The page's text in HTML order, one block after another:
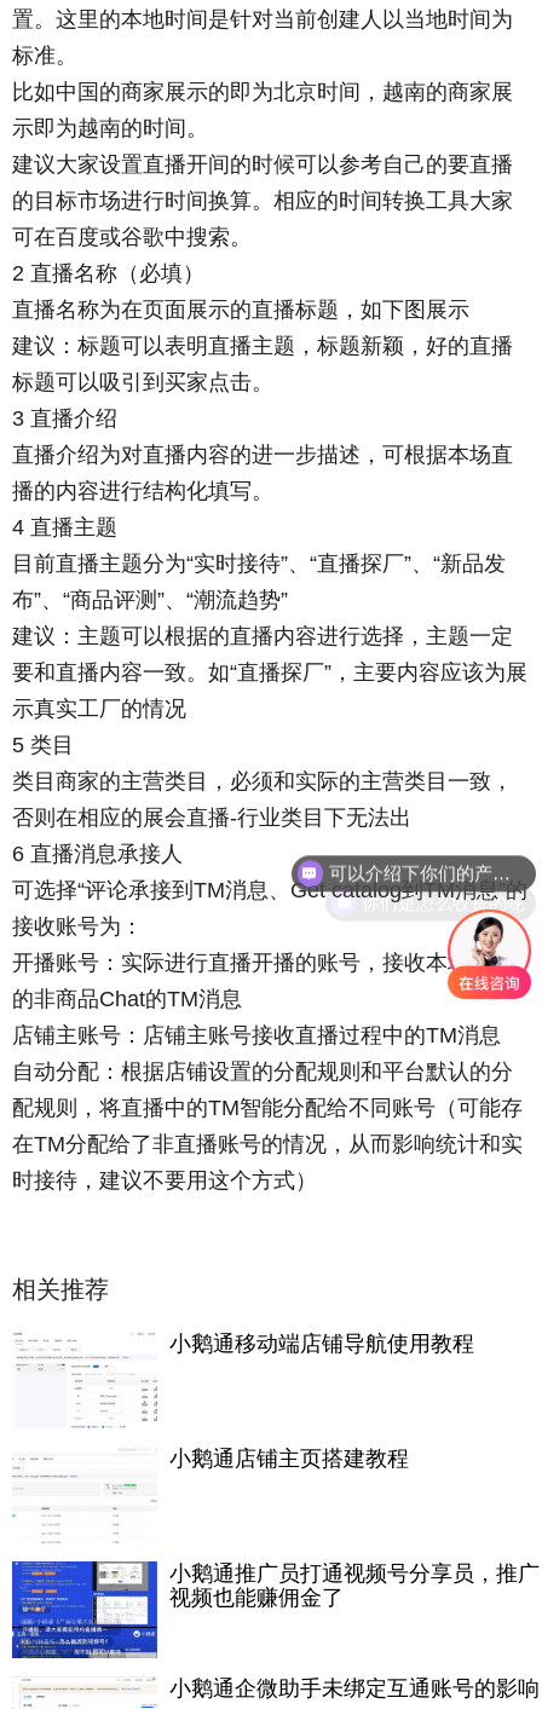
置。这里的本地时间是针对当前创建人以当地时间为
标准。
比如中国的商家展示的即为北京时间，越南的商家展
示即为越南的时间。
建议大家设置直播开间的时候可以参考自己的要直播
的目标市场进行时间换算。相应的时间转换工具大家
可在百度或谷歌中搜索。
2 直播名称（必填）
直播名称为在页面展示的直播标题，如下图展示
建议：标题可以表明直播主题，标题新颖，好的直播
标题可以吸引到买家点击。
3 直播介绍
直播介绍为对直播内容的进一步描述，可根据本场直
播的内容进行结构化填写。
4 直播主题
目前直播主题分为“实时接待”、“直播探厂”、“新品发
布”、“商品评测”、“潮流趋势”
建议：主题可以根据的直播内容进行选择，主题一定
要和直播内容一致。如“直播探厂”，主要内容应该为展
示真实工厂的情况
5 类目
类目商家的主营类目，必须和实际的主营类目一致，
否则在相应的展会直播-行业类目下无法出
6 直播消息承接人
可选择“评论承接到TM消息、Get catalog到TM消息”的
接收账号为：
开播账号：实际进行直播开播的账号，接收本场直播
的非商品Chat的TM消息
店铺主账号：店铺主账号接收直播过程中的TM消息
自动分配：根据店铺设置的分配规则和平台默认的分
配规则，将直播中的TM智能分配给不同账号（可能存
在TM分配给了非直播账号的情况，从而影响统计和实
时接待，建议不要用这个方式）
相关推荐
小鹅通移动端店铺导航使用教程
小鹅通店铺主页搭建教程
小鹅通推广员打通视频号分享员，推广
视频也能赚佣金了
小鹅通企微助手未绑定互通账号的影响
你们是怎么收费的呢